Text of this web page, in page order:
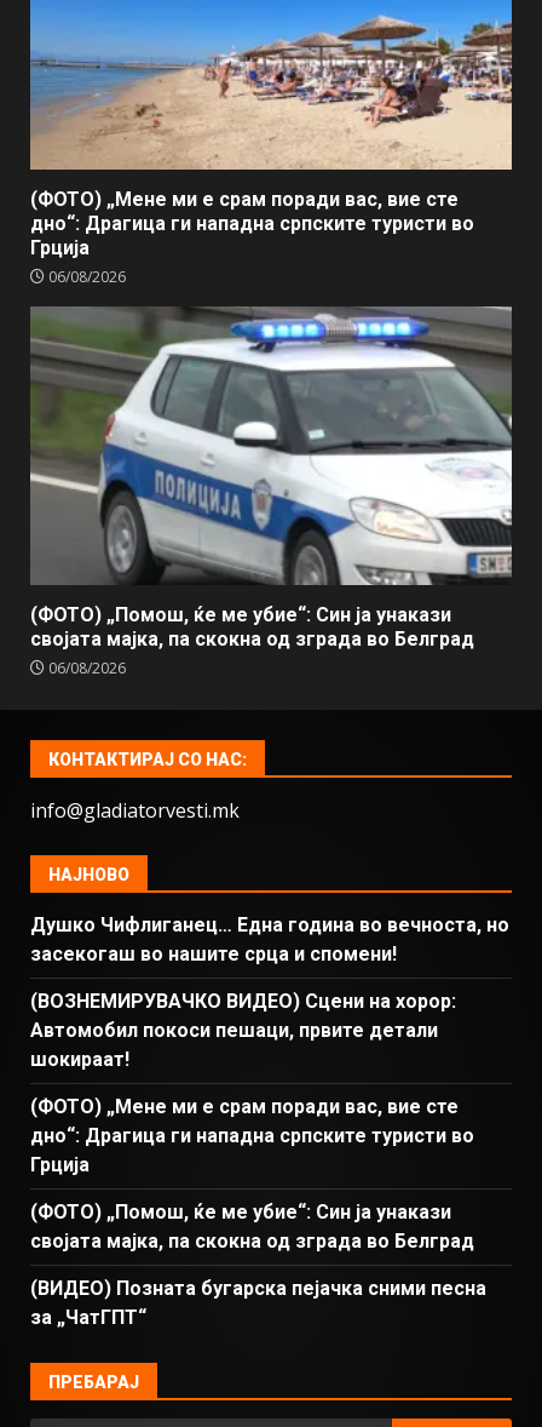
(ФОТО) „Мене ми е срам поради вас, вие сте
дно“: Драгица ги нападна српските туристи во
Грција
06/08/2026
(ФОТО) „Помош, ќе ме убие“: Син ја унакази
својата мајка, па скокна од зграда во Белград
06/08/2026
КОНТАКТИРАЈ СО НАС:
info@gladiatorvesti.mk
НАЈНОВО
Душко Чифлиганец… Eдна година во вечноста, но
засекогаш во нашите срца и спомени!
(ВОЗНЕМИРУВАЧКО ВИДЕО) Сцени на хорор:
Автомобил покоси пешаци, првите детали
шокираат!
(ФОТО) „Мене ми е срам поради вас, вие сте
дно“: Драгица ги нападна српските туристи во
Грција
(ФОТО) „Помош, ќе ме убие“: Син ја унакази
својата мајка, па скокна од зграда во Белград
(ВИДЕО) Позната бугарска пејачка сними песна
за „ЧатГПТ“
ПРЕБАРАЈ